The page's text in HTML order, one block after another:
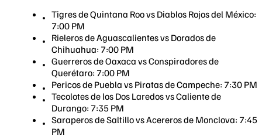
Tigres de Quintana Roo vs Diablos Rojos del México:
7:00 PM
Rieleros de Aguascalientes vs Dorados de
Chihuahua: 7:00 PM
Guerreros de Oaxaca vs Conspiradores de
Querétaro: 7:00 PM
Pericos de Puebla vs Piratas de Campeche: 7:30 PM
Tecolotes de los Dos Laredos vs Caliente de
Durango: 7:35 PM
Saraperos de Saltillo vs Acereros de Monclova: 7:45
PM